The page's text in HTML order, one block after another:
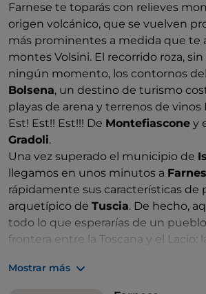
Farnese te toparás con relieves
origen volcánico, que se vuelven
más prominentes a medida que te
montes Volsini. El recorrido roza,
ningún momento, los contornos
Bolsena, un destino de turismo
playas de arena y terrenos de vinos
Est! Est!! Est!!! De Montefiascone y
Gradoli.
Una vez superado el municipio de
llegamos en unos minutos a
rápidamente sus características de
arquetípico de Tuscia. De hecho,
todo lo que esperarías de un
frontera entre la Toscana y el Lacio:
toba; una serie de iglesias y palacios
encanto; la cordialidad de los
Mostrar más